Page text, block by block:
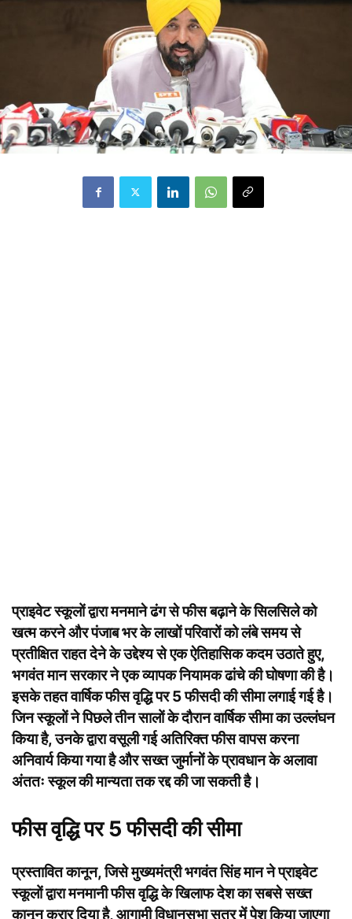
प्राइवेट स्कूलों द्वारा मनमाने ढंग से फीस बढ़ाने के सिलसिले को
खत्म करने और पंजाब भर के लाखों परिवारों को लंबे समय से
प्रतीक्षित राहत देने के उद्देश्य से एक ऐतिहासिक कदम उठाते हुए,
भगवंत मान सरकार ने एक व्यापक नियामक ढांचे की घोषणा की है।
इसके तहत वार्षिक फीस वृद्धि पर 5 फीसदी की सीमा लगाई गई है।
जिन स्कूलों ने पिछले तीन सालों के दौरान वार्षिक सीमा का उल्लंघन
किया है, उनके द्वारा वसूली गई अतिरिक्त फीस वापस करना
अनिवार्य किया गया है और सख्त जुर्मानों के प्रावधान के अलावा
अंततः स्कूल की मान्यता तक रद्द की जा सकती है।
फीस वृद्धि पर 5 फीसदी की सीमा
प्रस्तावित कानून, जिसे मुख्यमंत्री भगवंत सिंह मान ने प्राइवेट
स्कूलों द्वारा मनमानी फीस वृद्धि के खिलाफ देश का सबसे सख्त
कानून करार दिया है, आगामी विधानसभा सत्र में पेश किया जाएगा